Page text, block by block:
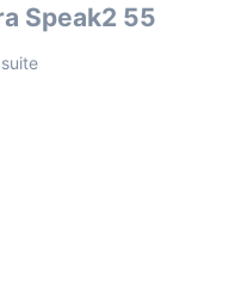
Speak2 55